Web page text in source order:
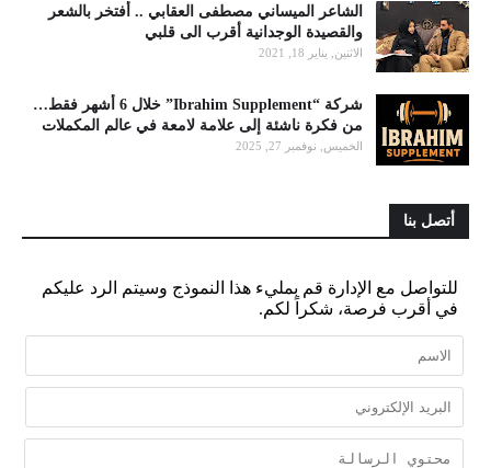
الشاعر الميساني مصطفى العقابي .. أفتخر بالشعر
والقصيدة الوجدانية أقرب الى قلبي
الاثنين, يناير 18, 2021
شركة “Ibrahim Supplement” خلال 6 أشهر فقط…
من فكرة ناشئة إلى علامة لامعة في عالم المكملات
الخميس, نوفمبر 27, 2025
أتصل بنا
للتواصل مع الإدارة قم بمليء هذا النموذج وسيتم الرد عليكم
في أقرب فرصة، شكراً لكم.